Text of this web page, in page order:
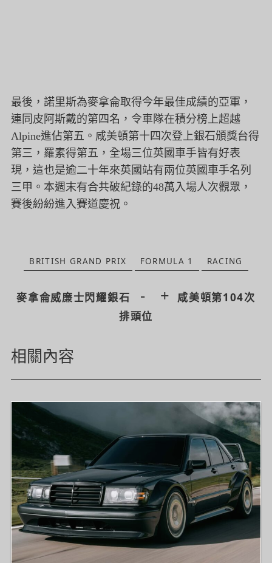
最後，諾里斯為麥拿侖取得今年最佳成績的亞軍，
連同皮阿斯戴的第四名， 令車隊在積分榜上超越
Alpine進佔第五。 咸美頓第十四次登上銀石頒獎台得
第三，羅素得第五， 全場三位英國車手皆有好表
現，這也是逾二十年來英國站有兩位英國車手名列
三甲。本週末有合共破紀錄的48萬入場人次觀眾，
賽後紛紛進入賽道慶祝。
BRITISH GRAND PRIX FORMULA 1 RACING
麥拿侖威廉士閃耀銀石 - +
咸美頓第104次
排頭位
相關內容